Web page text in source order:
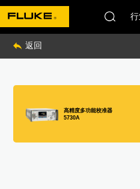
返回
高精度多功能校准器
5730A